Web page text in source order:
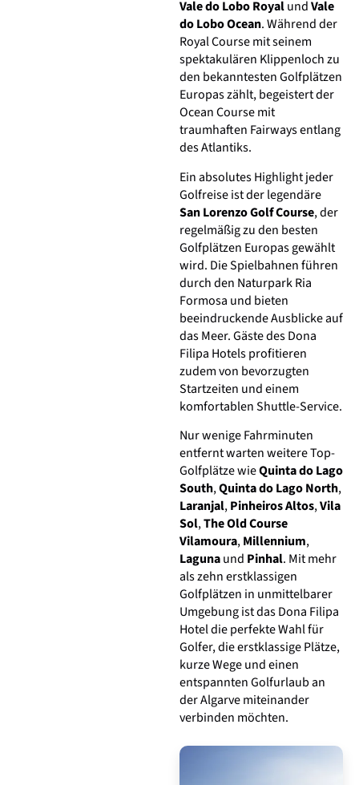
Vale do Lobo RoyalundVale
do Lobo Ocean. Während der
Royal Course mit seinem
spektakulären Klippenloch zu
den bekanntesten Golfplätzen
Europas zählt, begeistert der
Ocean Course mit
traumhaften Fairways entlang
des Atlantiks.
Ein absolutes Highlight jeder
Golfreise ist der legendäre
San Lorenzo Golf Course, der
regelmäßig zu den besten
Golfplätzen Europas gewählt
wird. Die Spielbahnen führen
durch den Naturpark Ria
Formosa und bieten
beeindruckende Ausblicke auf
das Meer. Gäste des Dona
Filipa Hotels profitieren
zudem von bevorzugten
Startzeiten und einem
komfortablen Shuttle-Service.
Nur wenige Fahrminuten
entfernt warten weitere Top-
Golfplätze wieQuinta do Lago
South,Quinta do Lago North,
Laranjal,Pinheiros Altos,Vila
Sol,The Old Course
Vilamoura,Millennium,
Lagunaund Pinhal. Mit mehr
als zehn erstklassigen
Golfplätzen in unmittelbarer
Umgebung ist das Dona Filipa
Hotel die perfekte Wahl für
Golfer, die erstklassige Plätze,
kurze Wege und einen
entspannten Golfurlaub an
der Algarve miteinander
verbinden möchten.